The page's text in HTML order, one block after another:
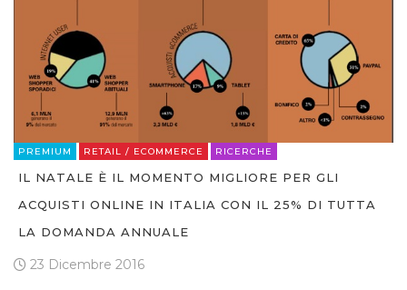
PREMIUM RETAIL / ECOMMERCE RICERCHE
IL NATALE È IL MOMENTO MIGLIORE PER GLI
ACQUISTI ONLINE IN ITALIA CON IL 25% DI TUTTA
LA DOMANDA ANNUALE
23 Dicembre 2016